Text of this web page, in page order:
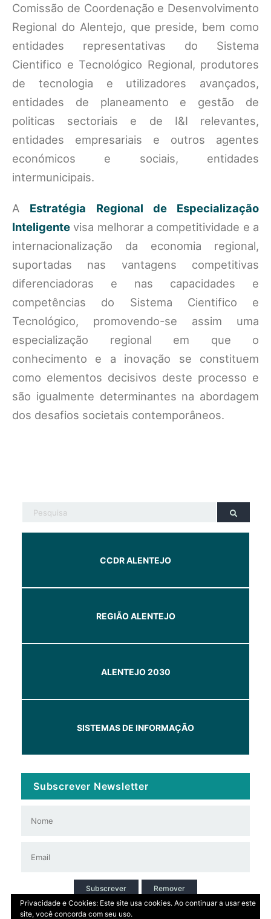
Comissão de Coordenação e Desenvolvimento
Regional do Alentejo, que preside, bem como
entidades representativas do Sistema
Cientifico e Tecnológico Regional, produtores
de tecnologia e utilizadores avançados,
entidades de planeamento e gestão de
politicas sectoriais e de I&I relevantes,
entidades empresariais e outros agentes
económicos e sociais, entidades
intermunicipais.
A Estratégia Regional de Especialização
Inteligente visa melhorar a competitividade e a
internacionalização da economia regional,
suportadas nas vantagens competitivas
diferenciadoras e nas capacidades e
competências do Sistema Cientifico e
Tecnológico, promovendo-se assim uma
especialização regional em que o
conhecimento e a inovação se constituem
como elementos decisivos deste processo e
são igualmente determinantes na abordagem
dos desafios societais contemporâneos.
CCDR ALENTEJO
REGIÃO ALENTEJO
ALENTEJO 2030
SISTEMAS DE INFORMAÇÃO
Subscrever Newsletter
Subscrever
Remover
Privacidade e Cookies: Este site usa cookies. Ao continuar a usar este
site, você concorda com seu uso.